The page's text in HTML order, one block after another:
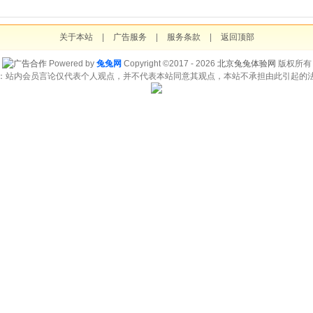
关于本站 广告服务 服务条款 返回顶部
Powered by 兔兔网 Copyright ©2017 - 2026 北京兔兔体验网 版权所有
站内会员言论仅代表个人观点，并不代表本站同意其观点，本站不承担由此引起的